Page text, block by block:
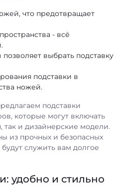
что предотвращает
- всё
выбрать подставку
подставки в
ножей.
подставки
которые могут включать
так и дизайнерские модели.
из прочных и безопасных
служить вам долгое
удобно и стильно